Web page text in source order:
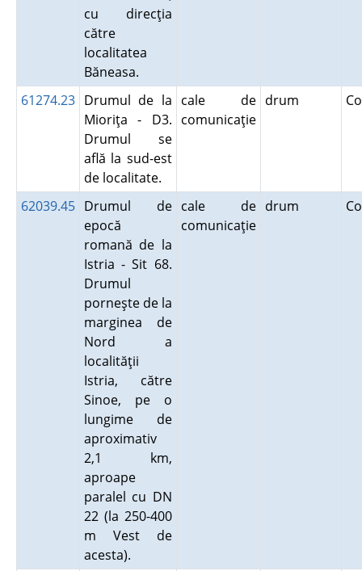
cu direcţia
către
localitatea
Băneasa.
61274.23 Drumul de la
Mioriţa - D3.
Drumul se
află la sud-est
de localitate.
cale de
comunicaţie
drum
62039.45 Drumul de
epocă
romană de la
Istria - Sit 68.
Drumul
porneşte de la
marginea de
Nord a
localităţii
Istria, către
Sinoe, pe o
lungime de
aproximativ
2,1 km,
aproape
paralel cu DN
22 (la 250-400
m Vest de
acesta).
cale de
comunicaţie
drum